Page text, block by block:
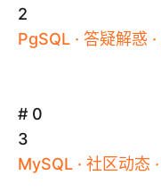
2
PgSQL · 答疑解惑 ·
# 0
3
MySQL · 社区动态 ·